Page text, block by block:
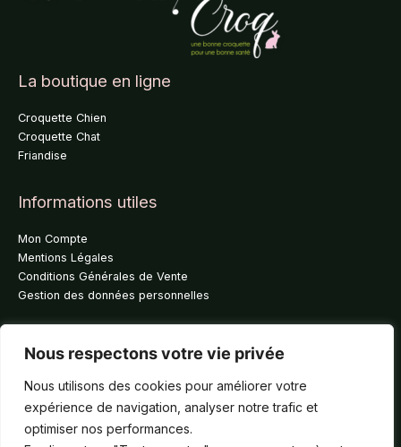
Nous respectons votre vie privée
Nous utilisons des cookies pour améliorer votre
expérience de navigation, analyser notre trafic et
optimiser nos performances.
La boutique en ligne
Croquette Chien
Croquette Chat
Friandise
Informations utiles
Mon Compte
Mentions Légales
Conditions Générales de Vente
Gestion des données personnelles
Qui sommes nous ?
La boutique
Partenaires
Contact